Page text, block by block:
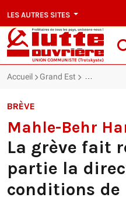
LES AUTRES SITES
Accueil Grand Est Mahle-
BRÈVE
Mahle-Behr
La grève fait
partie la
conditions